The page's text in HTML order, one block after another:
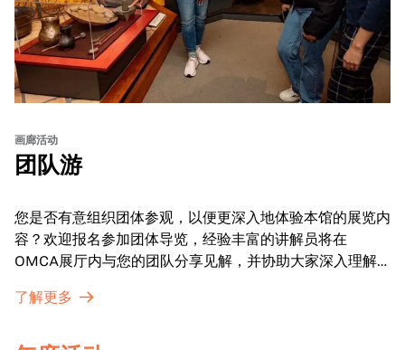
画廊活动
团队游
您是否有意组织团体参观，以便更深入地体验本馆的展览内
容？欢迎报名参加团体导览，经验丰富的讲解员将在
OMCA展厅内与您的团队分享见解，并协助大家深入理解
了解更多